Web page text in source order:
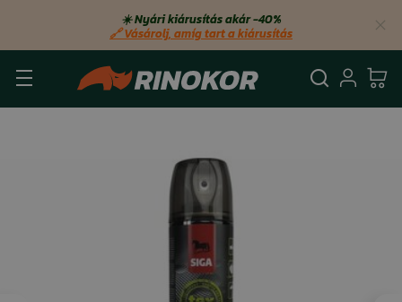
☀️ Nyári kiárusítás akár −40%
🔗 Vásárolj, amíg tart a kiárusítás
Keresés